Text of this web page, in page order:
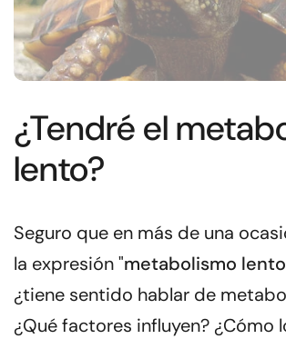
¿Tendré el
lento?
Seguro que en más de una
la expresión "metabolismo lento
¿tiene sentido hablar de
¿Qué factores influyen? ¿Cómo